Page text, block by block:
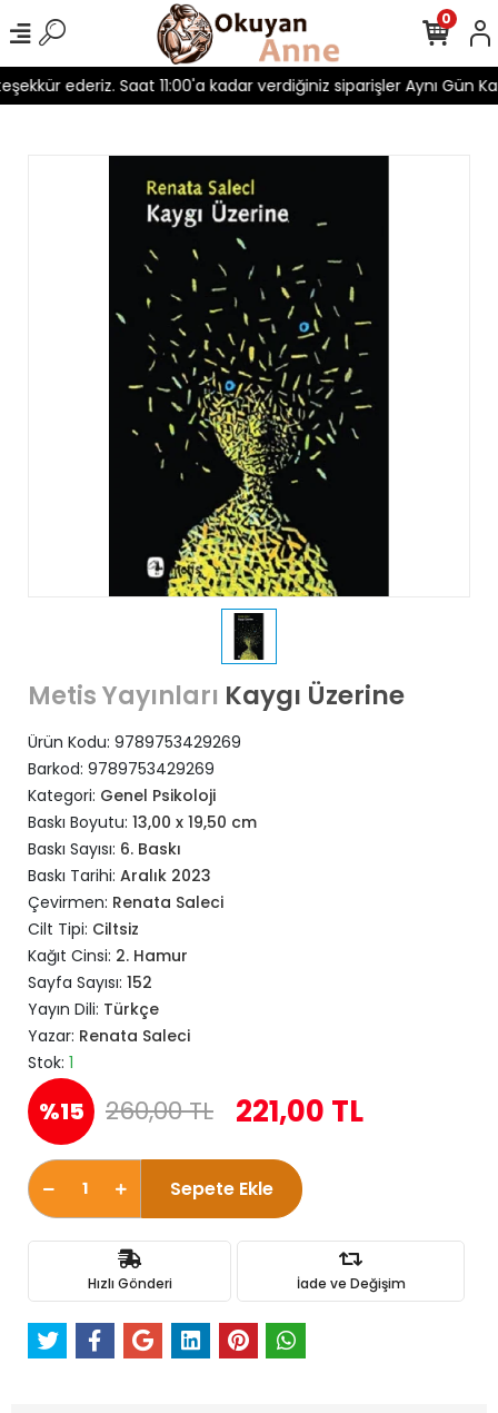
ederiz. Saat 11:00'a kadar verdiğiniz siparişler Aynı Gün
0
Metis Yayınları Kaygı Üzerine
Ürün Kodu: 9789753429269
Barkod: 9789753429269
Kategori: Genel Psikoloji
Baskı Boyutu: 13,00 x 19,50 cm
Baskı Sayısı: 6. Baskı
Baskı Tarihi: Aralık 2023
Çevirmen: Renata Saleci
Cilt Tipi: Ciltsiz
Kağıt Cinsi: 2. Hamur
Sayfa Sayısı: 152
Yayın Dili: Türkçe
Yazar: Renata Saleci
Stok: 1
%15 260,00 TL 221,00 TL
Sepete Ekle
Hızlı Gönderi İade ve Değişim